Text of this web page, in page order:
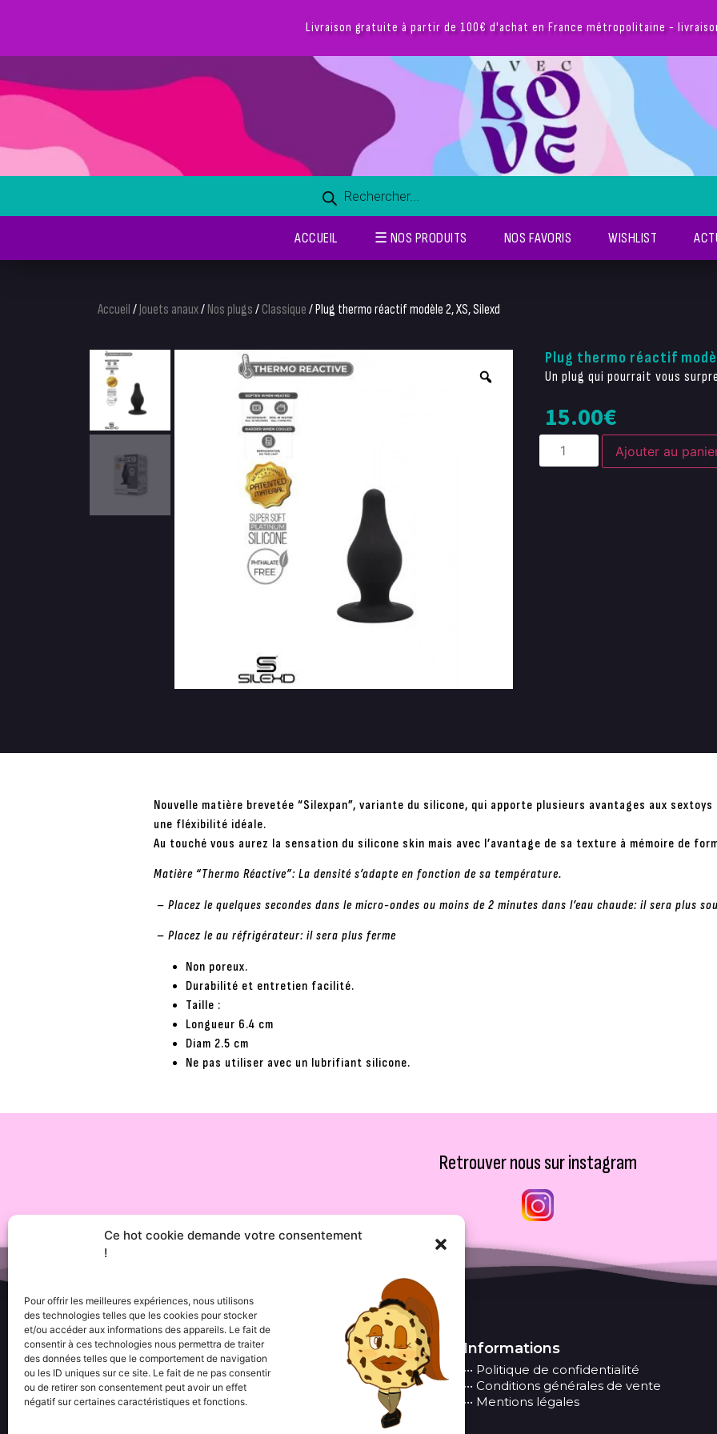
Ce hot cookie demande votre consentement
!
Pour offrir les meilleures expériences, nous utilisons
des technologies telles que les cookies pour stocker
et/ou accéder aux informations des appareils. Le fait de
consentir à ces technologies nous permettra de traiter
des données telles que le comportement de navigation
ou les ID uniques sur ce site. Le fait de ne pas consentir
ou de retirer son consentement peut avoir un effet
négatif sur certaines caractéristiques et fonctions.
Livraison gratuite à partir de 100€ d'achat en France métropolitaine -
ACCUEIL ☰ NOS PRODUITS NOS FAVORIS WISHLIST
Accueil /Jouets anaux/ Nos plugs / Classique / Plug thermo réactif modèle 2, XS, Silexd
Plug thermo réactif
Un plug qui pourrait vous
15.00€
Ajouter au
Nouvelle matière brevetée “Silexpan”, variante du silicone, qui apporte plusieurs avantages aux
une fléxibilité idéale.
Au touché vous aurez la sensation du silicone skin mais avec l’avantage de sa texture à mémoire de
Matière “Thermo Réactive”: La densité s’adapte en fonction de sa température.
– Placez le quelques secondes dans le micro-ondes ou moins de 2 minutes dans l’eau chaude: il sera plus
– Placez le au réfrigérateur: il sera plus ferme
Non poreux.
Durabilité et entretien facilité.
Taille :
Longueur 6.4 cm
Diam 2.5 cm
Ne pas utiliser avec un lubrifiant silicone.
Retrouver nous sur instagram
Menu
••• Accueil
••• Nos produits
••• Nos favoris
Informations
••• Politique de confidentialité
••• Conditions générales de vente
••• Mentions légales